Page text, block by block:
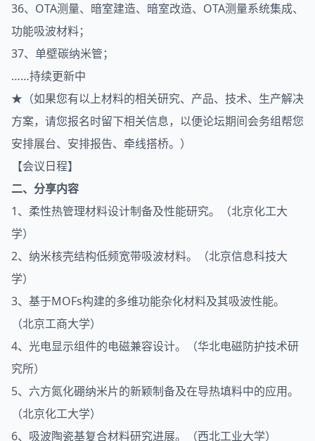
36、OTA测量、暗室建造、暗室改造、OTA测量系统集成、
功能吸波材料；
37、单壁碳纳米管；
……持续更新中
★（如果您有以上材料的相关研究、产品、技术、生产解决
方案，请您报名时留下相关信息，以便论坛期间会务组帮您
安排展台、安排报告、牵线搭桥。）
【会议日程】
二、分享内容
1、柔性热管理材料设计制备及性能研究。（北京化工大
学）
2、纳米核壳结构低频宽带吸波材料。（北京信息科技大
学）
3、基于MOFs构建的多维功能杂化材料及其吸波性能。
（北京工商大学）
4、光电显示组件的电磁兼容设计。（华北电磁防护技术研
究所）
5、六方氮化硼纳米片的新颖制备及在导热填料中的应用。
（北京化工大学）
6、吸波陶瓷基复合材料研究进展。（西北工业大学）